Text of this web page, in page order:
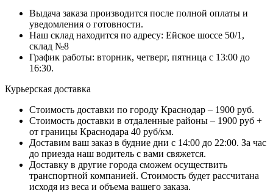
Выдача заказа производится после полной оплаты и
уведомления о готовности.
Наш склад находится по адресу: Ейское шоссе 50/1,
склад №8
График работы: вторник, четверг, пятница с 13:00 до
16:30.
Курьерская доставка
Стоимость доставки по городу Краснодар – 1900 руб.
Стоимость доставки в отдаленные районы – 1900 руб +
от границы Краснодара 40 руб/км.
Доставим ваш заказ в будние дни с 14:00 до 22:00. За час
до приезда наш водитель с вами свяжется.
Доставку в другие города сможем осуществить
транспортной компанией. Стоимость будет рассчитана
исходя из веса и объема вашего заказа.